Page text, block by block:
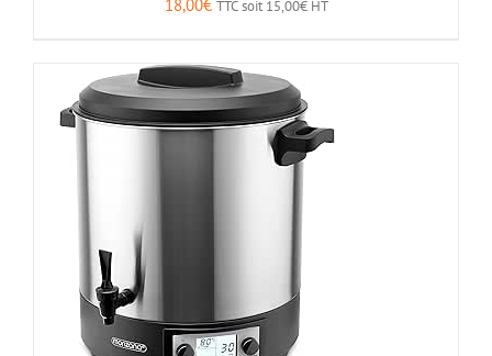
18,00€ TTC soit 15,00€HT